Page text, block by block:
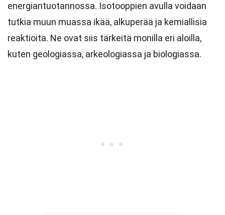
energiantuotannossa. Isotooppien avulla voidaan
tutkia muun muassa ikää, alkuperää ja kemiallisia
reaktioita. Ne ovat siis tärkeitä monilla eri aloilla,
kuten geologiassa, arkeologiassa ja biologiassa.